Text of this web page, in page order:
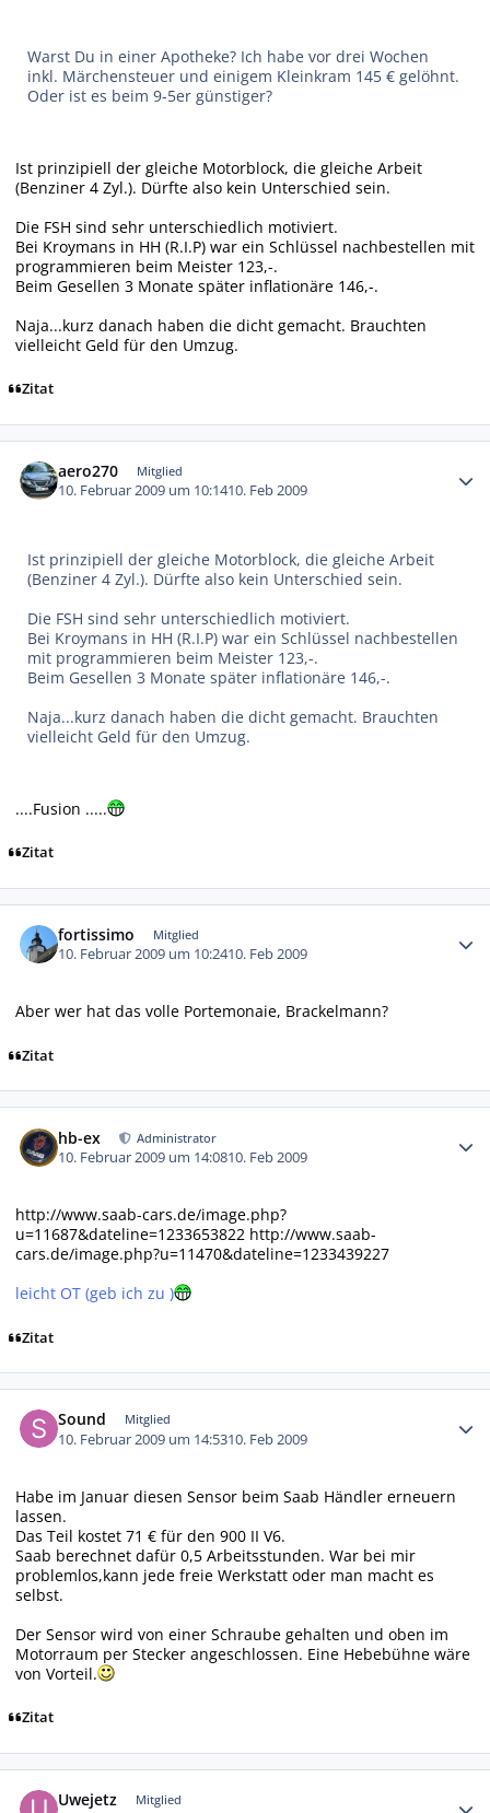
Warst Du in einer Apotheke? Ich habe vor drei Wochen
inkl. Märchensteuer und einigem Kleinkram 145 € gelöhnt.
Oder ist es beim 9-5er günstiger?
Ist prinzipiell der gleiche Motorblock, die gleiche Arbeit
(Benziner 4 Zyl.). Dürfte also kein Unterschied sein.
Die FSH sind sehr unterschiedlich motiviert.
Bei Kroymans in HH (R.I.P) war ein Schlüssel nachbestellen mit
programmieren beim Meister 123,-.
Beim Gesellen 3 Monate später inflationäre 146,-.
Naja...kurz danach haben die dicht gemacht. Brauchten
vielleicht Geld für den Umzug.
Zitat
aero270 Mitglied
10. Februar 2009 um 10:1410. Feb 2009
Ist prinzipiell der gleiche Motorblock, die gleiche Arbeit
(Benziner 4 Zyl.). Dürfte also kein Unterschied sein.
Die FSH sind sehr unterschiedlich motiviert.
Bei Kroymans in HH (R.I.P) war ein Schlüssel nachbestellen
mit programmieren beim Meister 123,-.
Beim Gesellen 3 Monate später inflationäre 146,-.
Naja...kurz danach haben die dicht gemacht. Brauchten
vielleicht Geld für den Umzug.
....Fusion .....
Zitat
fortissimo Mitglied
10. Februar 2009 um 10:2410. Feb 2009
Aber wer hat das volle Portemonaie, Brackelmann?
Zitat
hb-ex Administrator
10. Februar 2009 um 14:0810. Feb 2009
http://www.saab-cars.de/image.php?
u=11687&dateline=1233653822 http://www.saab-
cars.de/image.php?u=11470&dateline=1233439227
leicht OT (geb ich zu )
Zitat
Sound Mitglied
10. Februar 2009 um 14:5310. Feb 2009
Habe im Januar diesen Sensor beim Saab Händler erneuern
lassen.
Das Teil kostet 71 € für den 900 II V6.
Saab berechnet dafür 0,5 Arbeitsstunden. War bei mir
problemlos,kann jede freie Werkstatt oder man macht es
selbst.
Der Sensor wird von einer Schraube gehalten und oben im
Motorraum per Stecker angeschlossen. Eine Hebebühne wäre
von Vorteil.
Zitat
Uwejetz Mitglied